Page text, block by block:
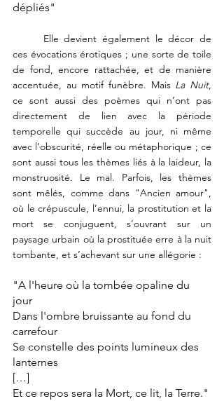
dépliés"
ces évocations érotiques ; une sorte de toile
de fond, encore rattachée, et de manière
accentuée, au motif funèbre. Mais La Nuit,
ce sont aussi des poèmes qui n’ont pas
directement de lien avec la période
temporelle qui succède au jour, ni même
avec l’obscurité, réelle ou métaphorique ; ce
sont aussi tous les thèmes liés à la laideur, la
monstruosité. Le mal. Parfois, les thèmes
sont mêlés, comme dans "Ancien amour",
où le crépuscule, l’ennui, la prostitution et la
mort se conjuguent, s’ouvrant sur un
paysage urbain où la prostituée erre à la nuit
tombante, et s’achevant sur une allégorie :
"A l'heure où la tombée opaline du
jour
Dans l'ombre bruissante au fond du
carrefour
Se constelle des points lumineux des
lanternes
[…]
Et ce repos sera la Mort, ce lit, la Terre."